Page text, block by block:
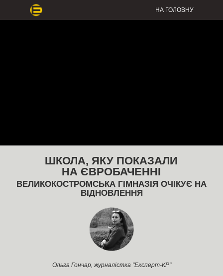
НА ГОЛОВНУ
ШКОЛА, ЯКУ ПОКАЗАЛИ
НА ЄВРОБАЧЕННІ
ВЕЛИКОКОСТРОМСЬКА ГІМНАЗІЯ ОЧІКУЄ НА
ВІДНОВЛЕННЯ
Ольга Гончар, журналістка "Експерт-КР"